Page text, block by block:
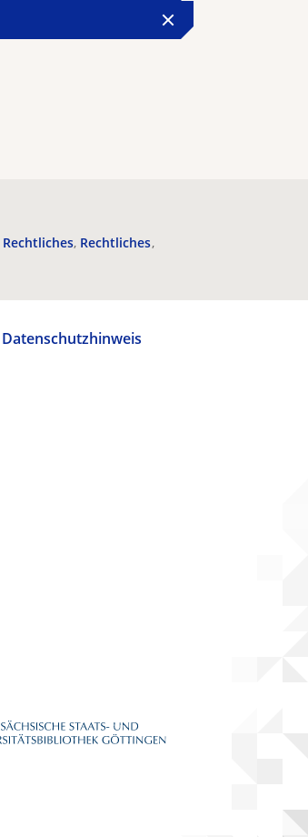
Rechtliches Rechtliches
Datenschutzhinweis